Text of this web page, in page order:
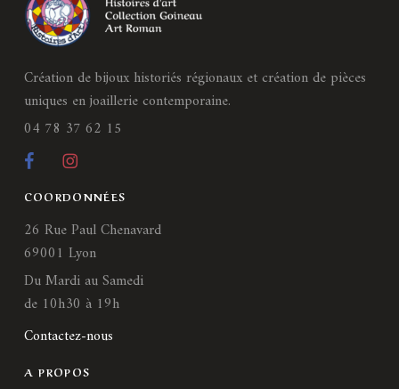
Création de bijoux historiés régionaux et création de pièces
uniques en joaillerie contemporaine.
04 78 37 62 15
COORDONNÉES
26 Rue Paul Chenavard
69001 Lyon
Du Mardi au Samedi
de 10h30 à 19h
Contactez-nous
A PROPOS